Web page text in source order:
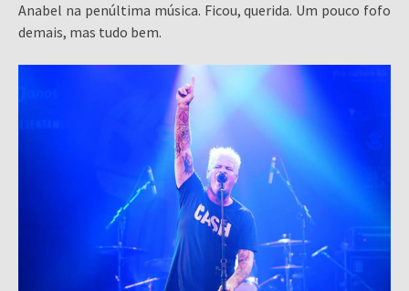
Anabel na penúltima música. Ficou, querida. Um pouco fofo
demais, mas tudo bem.